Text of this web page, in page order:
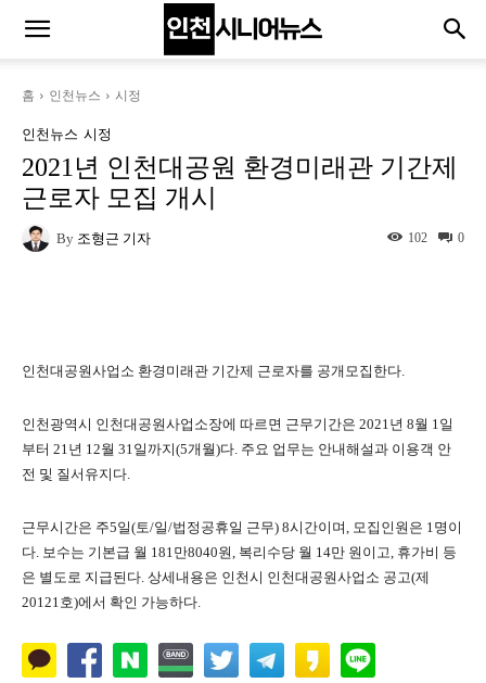
홈 인천뉴스 시정
인천뉴스 시정
2021년 인천대공원 환경미래관 기간제
근로자 모집 개시
By 조형근 기자 0
102
인천대공원사업소 환경미래관 기간제 근로자를 공개모집한다.
인천광역시 인천대공원사업소장에 따르면 근무기간은 2021년 8월 1일
부터 21년 12월 31일까지(5개월)다. 주요 업무는 안내해설과 이용객 안
전 및 질서유지다.
근무시간은 주5일(토/일/법정공휴일 근무) 8시간이며, 모집인원은 1명이
다. 보수는 기본급 월 181만8040원, 복리수당 월 14만 원이고, 휴가비 등
은 별도로 지급된다. 상세내용은 인천시 인천대공원사업소 공고(제
20121호)에서 확인 가능하다.